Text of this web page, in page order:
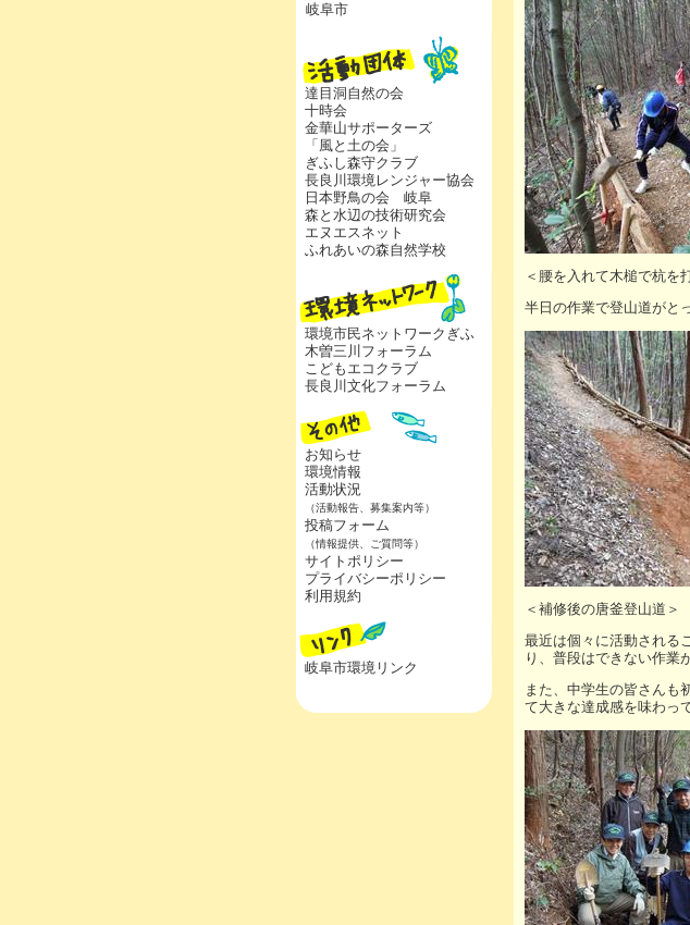
岐阜市
達目洞自然の会
十時会
金華山サポーターズ
「風と土の会」
ぎふし森守クラブ
長良川環境レンジャー協会
日本野鳥の会 岐阜
森と水辺の技術研究会
エヌエスネット
ふれあいの森自然学校
環境市民ネットワークぎふ
木曽三川フォーラム
こどもエコクラブ
長良川文化フォーラム
お知らせ
環境情報
活動状況
（活動報告、募集案内等）
投稿フォーム
（情報提供、ご質問等）
サイトポリシー
プライバシーポリシー
利用規約
岐阜市環境リンク
＜腰を入れて木槌で杭を
半日の作業で登山道がと
＜補修後の唐釜登山道＞
最近は個々に活動される
り、普段はできない作業
また、中学生の皆さんも
て大きな達成感を味わっ